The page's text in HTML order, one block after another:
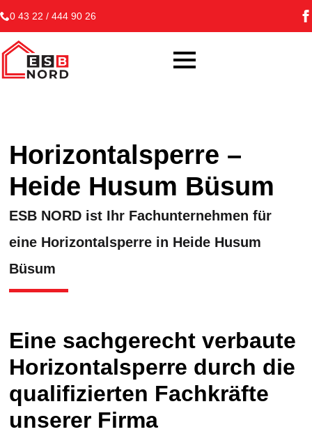
0 43 22 / 444 90 26
Horizontalsperre –
Heide Husum Büsum
ESB NORD ist Ihr Fachunternehmen für
eine Horizontalsperre in Heide Husum
Büsum
Eine sachgerecht verbaute
Horizontalsperre durch die
qualifizierten Fachkräfte
unserer Firma